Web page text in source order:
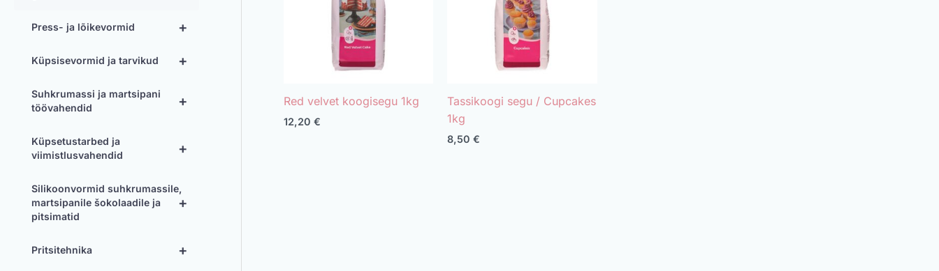
+
Press- ja lõikevormid
+
Küpsisevormid ja tarvikud
+
Suhkrumassi ja martsipani
töövahendid
+
Küpsetustarbed ja
viimistlusvahendid
+
Silikoonvormid suhkrumassile,
martsipanile šokolaadile ja
pitsimatid
+
Pritsitehnika
Red velvet koogisegu 1kg
12,20 €
Tassikoogi segu / Cupcakes
1kg
8,50€